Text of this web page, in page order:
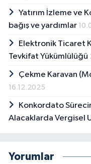
Yatırım İzleme ve
bağış ve yardımlar
Elektronik Ticaret
Tevkifat Yükümlülüğü
Çekme Karavan
16.12.2025
Konkordato
Alacaklarda Vergisel
Yorumlar